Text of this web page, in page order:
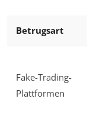
Betrugsart
Fake-Trading-
Plattformen